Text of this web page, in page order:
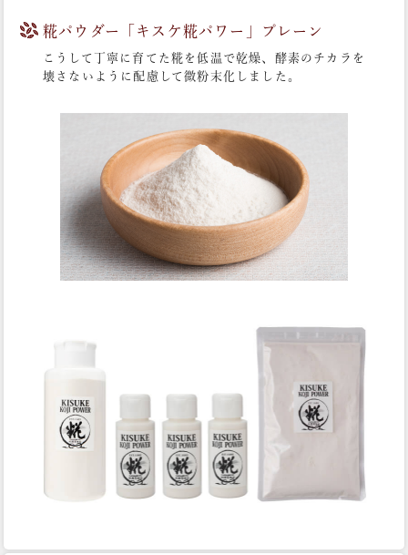
糀パウダー「キスケ糀パワー」プレーン
こうして丁寧に育てた糀を低温で乾燥、酵素のチカラを
壊さないように配慮して微粉末化しました。